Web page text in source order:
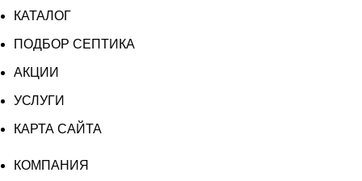
3
ПР
в
комплекте)
КАТАЛОГ
ПОДБОР СЕПТИКА
АКЦИИ
УСЛУГИ
КАРТА САЙТА
КОМПАНИЯ